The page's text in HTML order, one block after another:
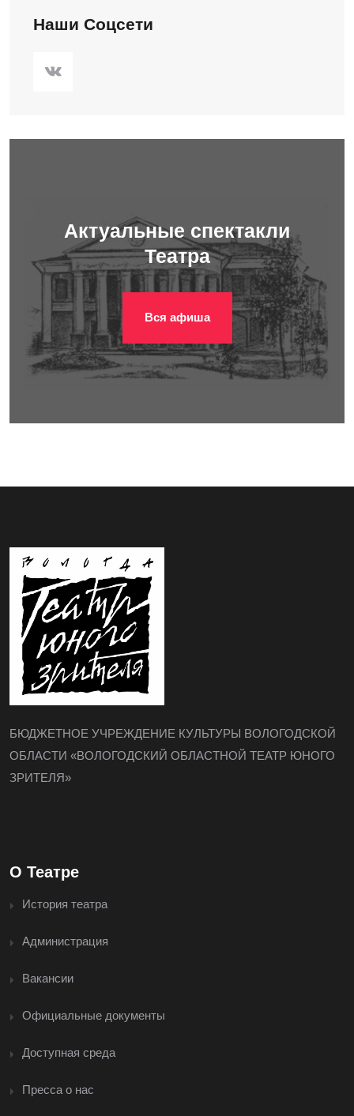
Наши Соцсети
Актуальные спектакли
Театра
Вся афиша
БЮДЖЕТНОЕ УЧРЕЖДЕНИЕ КУЛЬТУРЫ ВОЛОГОДСКОЙ
ОБЛАСТИ «ВОЛОГОДСКИЙ ОБЛАСТНОЙ ТЕАТР ЮНОГО
ЗРИТЕЛЯ»
О Театре
История театра
Администрация
Вакансии
Официальные документы
Доступная среда
Пресса о нас